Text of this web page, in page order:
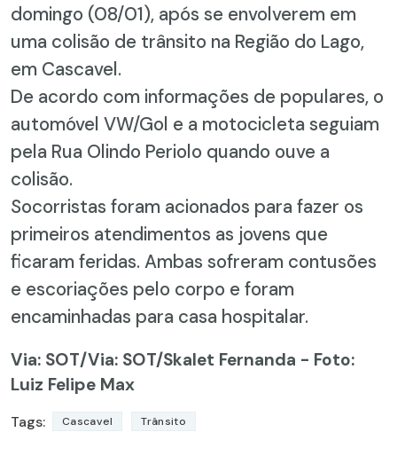
domingo (08/01), após se envolverem em
uma colisão de trânsito na Região do Lago,
em Cascavel.
De acordo com informações de populares, o
automóvel VW/Gol e a motocicleta seguiam
pela Rua Olindo Periolo quando ouve a
colisão.
Socorristas foram acionados para fazer os
primeiros atendimentos as jovens que
ficaram feridas. Ambas sofreram contusões
e escoriações pelo corpo e foram
encaminhadas para casa hospitalar.
Via: SOT/Via: SOT/Skalet Fernanda - Foto:
Luiz Felipe Max
Tags: Cascavel Trânsito